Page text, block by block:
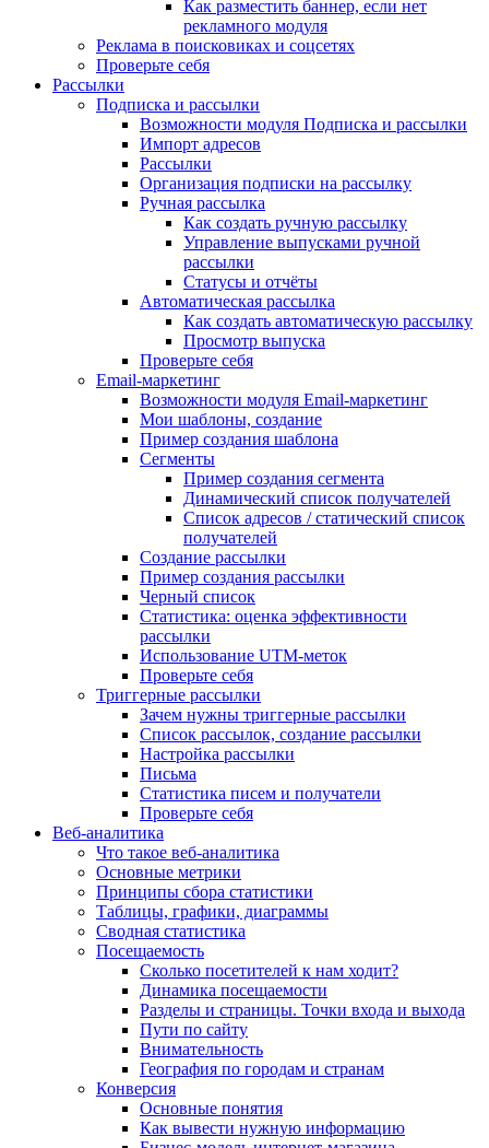
Как разместить баннер, если нет
рекламного модуля
Реклама в поисковиках и соцсетях
Проверьте себя
Рассылки
Подписка и рассылки
Возможности модуля Подписка и рассылки
Импорт адресов
Рассылки
Организация подписки на рассылку
Ручная рассылка
Как создать ручную рассылку
Управление выпусками ручной
рассылки
Статусы и отчёты
Автоматическая рассылка
Как создать автоматическую рассылку
Просмотр выпуска
Проверьте себя
Email-маркетинг
Возможности модуля Email-маркетинг
Мои шаблоны, создание
Пример создания шаблона
Сегменты
Пример создания сегмента
Динамический список получателей
Список адресов / статический список
получателей
Создание рассылки
Пример создания рассылки
Черный список
Статистика: оценка эффективности
рассылки
Использование UTM-меток
Проверьте себя
Триггерные рассылки
Зачем нужны триггерные рассылки
Список рассылок, создание рассылки
Настройка рассылки
Письма
Статистика писем и получатели
Проверьте себя
Веб-аналитика
Что такое веб-аналитика
Основные метрики
Принципы сбора статистики
Таблицы, графики, диаграммы
Сводная статистика
Посещаемость
Сколько посетителей к нам ходит?
Динамика посещаемости
Разделы и страницы. Точки входа и выхода
Пути по сайту
Внимательность
География по городам и странам
Конверсия
Основные понятия
Как вывести нужную информацию